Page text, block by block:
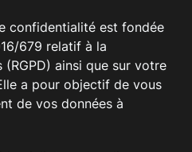
confidentialité est fondée
679 relatif à la
ainsi que sur votre
a pour objectif de vous
de vos données à